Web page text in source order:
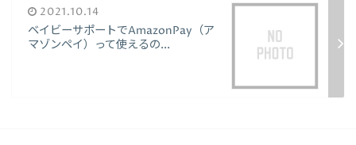
2021.10.14
ベイビーサポートでAmazonPay（ア
マゾンペイ）って使えるの...